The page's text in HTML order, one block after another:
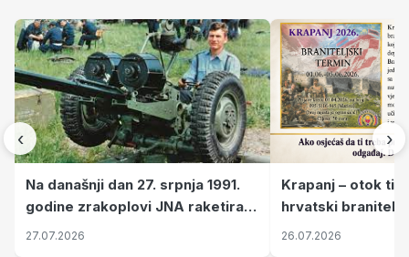
‹
Na današnji dan 27. srpnja 1991.
godine zrakoplovi JNA raketirali
su vojarnu i obučni centar "Nikola
27.07.2026
Krapanj – otok
hrvatski branitelji
pronalaze mir
26.07.2026
›